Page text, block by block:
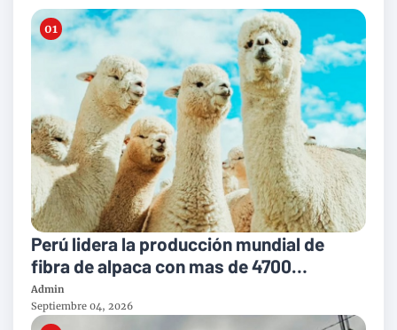
Perú lidera la producción mundial de
fibra de alpaca con mas de 4700
toneladas al año
Admin
Septiembre 04, 2026